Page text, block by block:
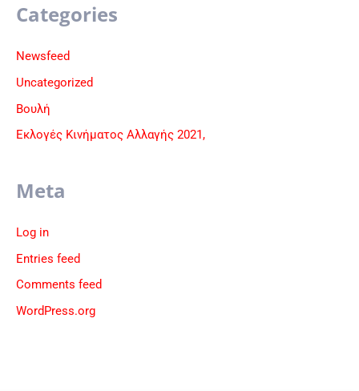
Categories
Newsfeed
Uncategorized
Βουλή
Εκλογές Κινήματος Αλλαγής 2021,
Meta
Log in
Entries feed
Comments feed
WordPress.org